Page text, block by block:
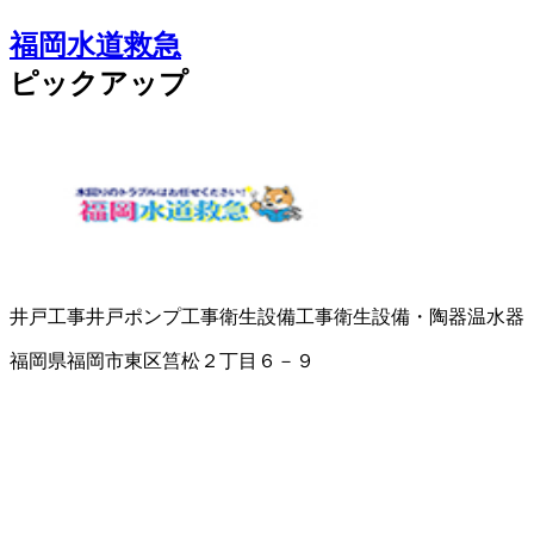
福岡水道救急
ピックアップ
井戸工事井戸ポンプ工事衛生設備工事衛生設備・陶器温水器
福岡県福岡市東区筥松２丁目６－９